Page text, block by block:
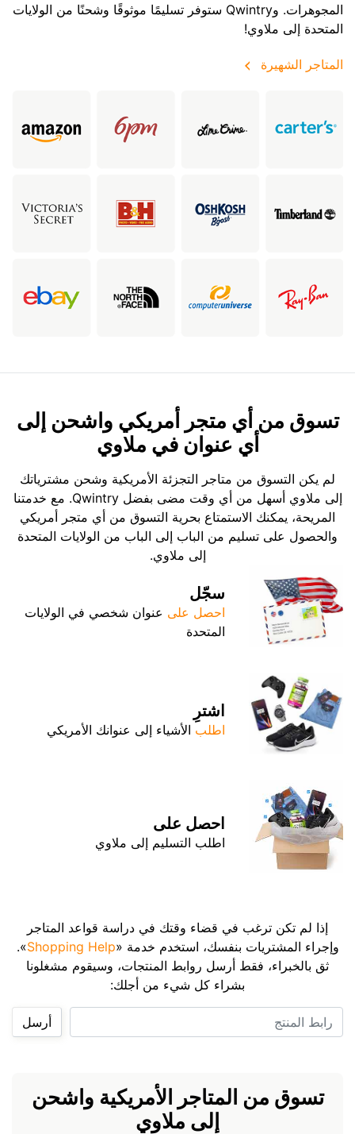
المجوهرات. وQwintry ستوفر تسليمًا موثوقًا وشحنًا من الولايات
المتحدة إلى ملاوي!
المتاجر الشهيرة
تسوق من أي متجر أمريكي واشحن إلى
أي عنوان في ملاوي
لم يكن التسوق من متاجر التجزئة الأمريكية وشحن مشترياتك
إلى ملاوي أسهل من أي وقت مضى بفضل Qwintry. مع خدمتنا
المريحة، يمكنك الاستمتاع بحرية التسوق من أي متجر أمريكي
والحصول على تسليم من الباب إلى الباب من الولايات المتحدة
إلى ملاوي.
سجّل
احصل على عنوان شخصي في الولايات
المتحدة
اشترِ
اطلب الأشياء إلى عنوانك الأمريكي
احصل على
اطلب التسليم إلى ملاوي
إذا لم تكن ترغب في قضاء وقتك في دراسة قواعد المتاجر
وإجراء المشتريات بنفسك، استخدم خدمة «Shopping Help
».
ثق بالخبراء، فقط أرسل روابط المنتجات، وسيقوم مشغلونا
بشراء كل شيء من أجلك:
أرسل
تسوق من المتاجر الأمريكية واشحن
إلى ملاوي